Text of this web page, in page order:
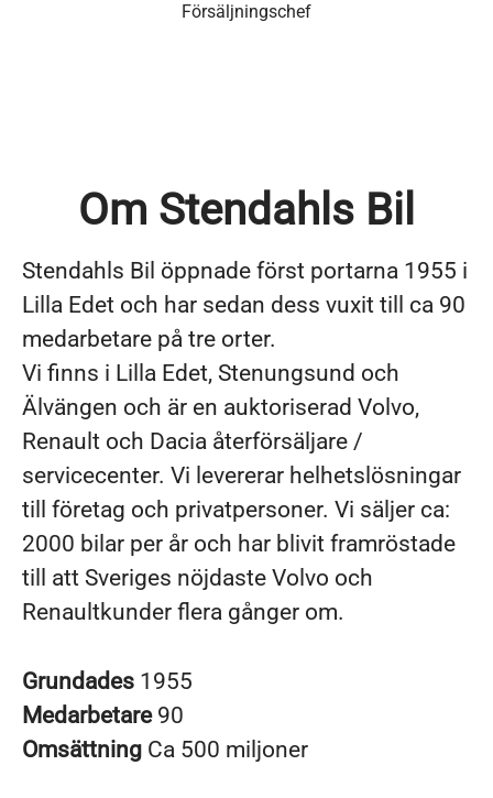
Försäljningschef
Om Stendahls Bil
Stendahls Bil öppnade först portarna 1955 i
Lilla Edet och har sedan dess vuxit till ca 90
medarbetare på tre orter.
Vi finns i Lilla Edet, Stenungsund och
Älvängen och är en auktoriserad Volvo,
Renault och Dacia återförsäljare /
servicecenter. Vi levererar helhetslösningar
till företag och privatpersoner. Vi säljer ca:
2000 bilar per år och har blivit framröstade
till att Sveriges nöjdaste Volvo och
Renaultkunder flera gånger om.
Grundades 1955
Medarbetare 90
Omsättning Ca 500 miljoner